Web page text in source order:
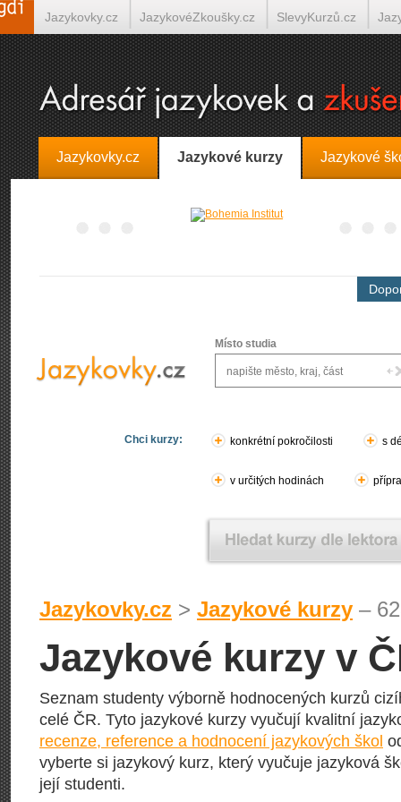
Jazykovky.cz Jazykové kurzy Jazykové
Místo studia
Chci kurzy: konkrétní pokročilosti s
v určitých hodinách
Jazykovky.cz > Jazykové kurzy –
Jazykové kurzy v
Seznam studenty výborně hodnocených kurzů
celé ČR. Tyto jazykové kurzy vyučují kvalitní
recenze, reference a hodnocení jazykových škol
vyberte si jazykový kurz, který vyučuje jazyková
její studenti.
Jazykovky.cz JazykovéZkoušky.cz SlevyKurzů.cz
Španělština on-line Italština on-line Tlumočení-